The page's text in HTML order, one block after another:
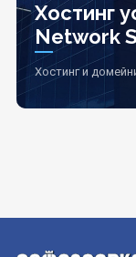
Хостинг
Network
Хостинг и